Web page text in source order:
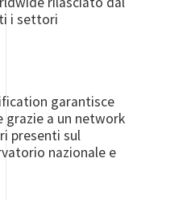
i settori
garantisce
grazie a un network
presenti sul
nazionale e